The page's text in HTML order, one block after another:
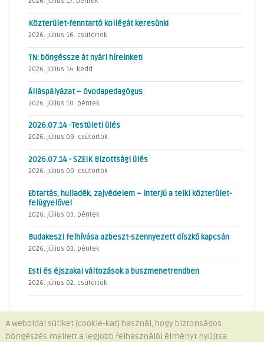
Közterület-fenntartó kollégát keresünk!
2026. július 16. csütörtök
TN: böngéssze át nyári híreinket!
2026. július 14. kedd
Álláspályázat – óvodapedagógus
2026. július 10. péntek
2026.07.14 -Testületi ülés
2026. július 09. csütörtök
2026.07.14 - SZEIK Bizottsági ülés
2026. július 09. csütörtök
Ebtartás, hulladék, zajvédelem – interjú a telki közterület-
felügyelővel
2026. július 03. péntek
Budakeszi felhívása azbeszt-szennyezett díszkő kapcsán
2026. július 03. péntek
Esti és éjszakai változások a buszmenetrendben
2026. július 02. csütörtök
Minden jog fenntartva © 2026 Telki Község Önkormányzata
A weboldal sütiket (cookie-kat) használ, hogy biztonságos
böngészés mellett a legjobb felhasználói élményt nyújtsa.